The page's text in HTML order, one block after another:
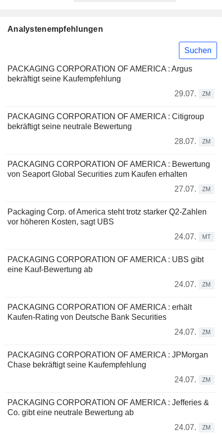
Analystenempfehlungen
Suchen
PACKAGING CORPORATION OF AMERICA : Argus
bekräftigt seine Kaufempfehlung
29.07.
ZM
PACKAGING CORPORATION OF AMERICA : Citigroup
bekräftigt seine neutrale Bewertung
28.07.
ZM
PACKAGING CORPORATION OF AMERICA : Bewertung
von Seaport Global Securities zum Kaufen erhalten
27.07.
ZM
Packaging Corp. of America steht trotz starker Q2-Zahlen
vor höheren Kosten, sagt UBS
24.07.
MT
PACKAGING CORPORATION OF AMERICA : UBS gibt
eine Kauf-Bewertung ab
24.07.
ZM
PACKAGING CORPORATION OF AMERICA : erhält
Kaufen-Rating von Deutsche Bank Securities
24.07.
ZM
PACKAGING CORPORATION OF AMERICA : JPMorgan
Chase bekräftigt seine Kaufempfehlung
24.07.
ZM
PACKAGING CORPORATION OF AMERICA : Jefferies &
Co. gibt eine neutrale Bewertung ab
24.07.
ZM